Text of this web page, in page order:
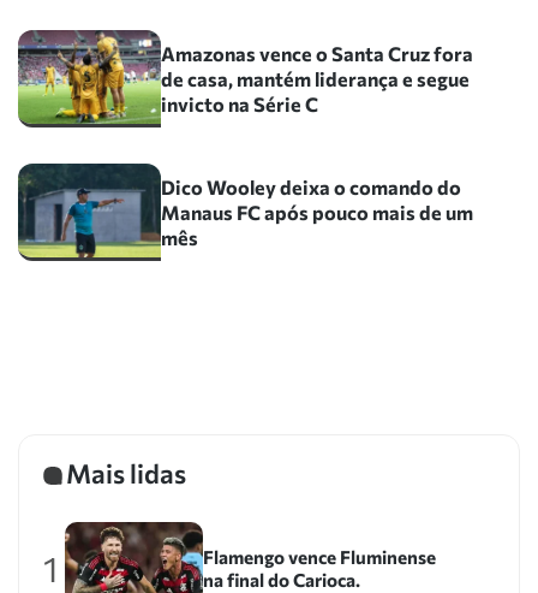
Amazonas vence o Santa Cruz fora
de casa, mantém liderança e segue
invicto na Série C
Dico Wooley deixa o comando do
Manaus FC após pouco mais de um
mês
Mais lidas
1
Flamengo vence Fluminense
na final do Carioca.